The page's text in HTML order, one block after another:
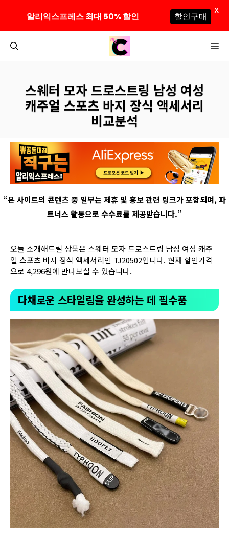
스웨터 모자 드로스트링 남성 여성
캐주얼 스포츠 바지 장식 액세서리
비교분석
“본 사이트의 콘텐츠 중 일부는 제휴 및 홍보 관련 링크가 포함되며, 파
트너스 활동으로 수수료를 제공받습니다.”
오늘 소개해드릴 상품은 스웨터 모자 드로스트링 남성 여성 캐주
얼 스포츠 바지 장식 액세서리인 TJ20502입니다. 현재 할인가격
으로 4,296원에 만나보실 수 있습니다.
다채로운 스타일링을 완성하는 데 필수품
알리익스프레스 최대 50% 할인 할인구매
X